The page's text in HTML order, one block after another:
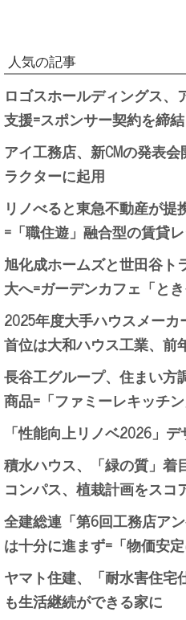
人気の記事
ロゴスホールディングス
支援=スポンサー契約を締結
アイ工務店、新CMの発表
ラクターに起用
リノべると東急不動産が
=「職住遊」融合型の賃貸
旭化成ホームズと世田谷ト
大へ=ガーデンカフェ「と
2025年度大手ハウスメー
首位は大和ハウス工業、前
長谷工グループ、住まい方
商品=「ファミーレキッチ
「性能向上リノベ2026」
積水ハウス、「緑の質」着
コンパス、植栽計画をスコ
全建総連「第6回工務店ア
は十分に進まず=「物価安
ヤマト住建、「耐水害住宅
も生活継続ができる家に